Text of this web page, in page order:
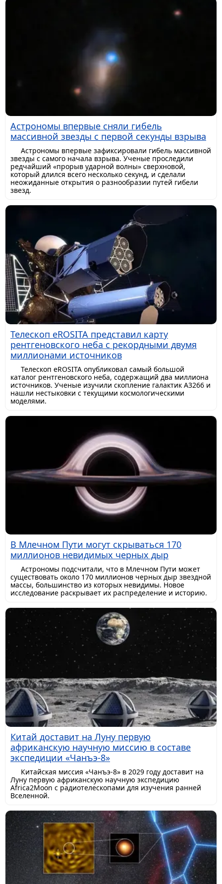
Астрономы впервые сняли гибель
массивной звезды с первой секунды взрыва
Астрономы впервые зафиксировали гибель массивной
звезды с самого начала взрыва. Ученые проследили
редчайший «прорыв ударной волны» сверхновой,
который длился всего несколько секунд, и сделали
неожиданные открытия о разнообразии путей гибели
звезд.
Телескоп eROSITA представил карту
рентгеновского неба с рекордными двумя
миллионами источников
Телескоп eROSITA опубликовал самый большой
каталог рентгеновского неба, содержащий два миллиона
источников. Ученые изучили скопление галактик A3266 и
нашли нестыковки с текущими космологическими
моделями.
В Млечном Пути могут скрываться 170
миллионов невидимых черных дыр
Астрономы подсчитали, что в Млечном Пути может
существовать около 170 миллионов черных дыр звездной
массы, большинство из которых невидимы. Новое
исследование раскрывает их распределение и историю.
Китай доставит на Луну первую
африканскую научную миссию в составе
экспедиции «Чанъэ-8»
Китайская миссия «Чанъэ-8» в 2029 году доставит на
Луну первую африканскую научную экспедицию
Africa2Moon с радиотелескопами для изучения ранней
Вселенной.